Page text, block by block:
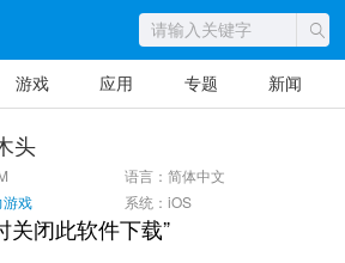
游戏 应用 专题 新闻
头
语言：简体中文
游戏 系统：iOS
关闭此软件下载”